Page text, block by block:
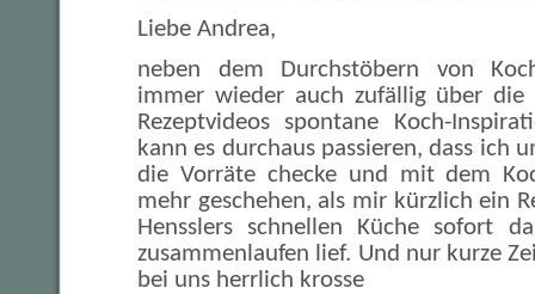
Liebe Andrea,
neben dem Durchstöbern von
immer wieder auch zufällig über die
Rezeptvideos spontane Koch-
kann es durchaus passieren, dass ich
die Vorräte checke und mit dem
mehr geschehen, als mir kürzlich ein
Hensslers schnellen Küche sofort
zusammenlaufen lief. Und nur kurze
bei uns herrlich krosse